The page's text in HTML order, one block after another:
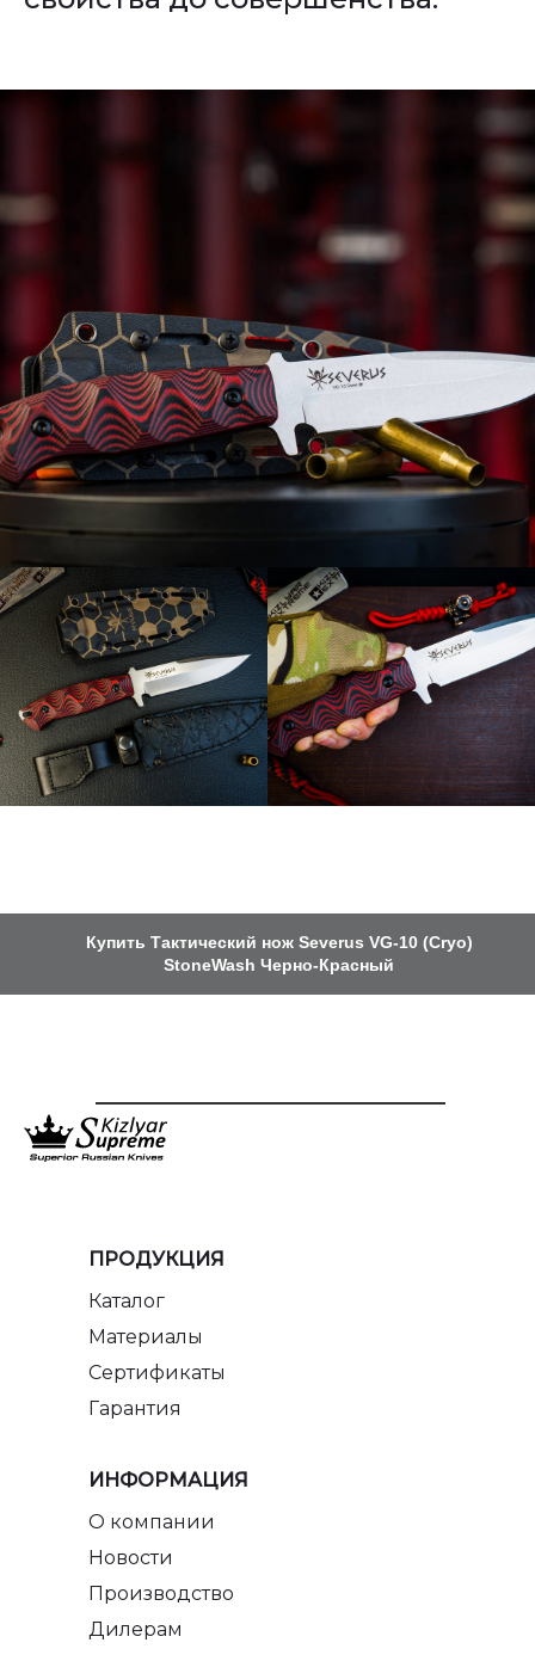
Купить Тактический нож Severus VG-10 (Cryo)
StoneWash Черно-Красный
ПРОДУКЦИЯ
ИНФОРМАЦИЯ
Каталог
Материалы
Сертификаты
Гарантия
О компании
Новости
Производство
Дилерам